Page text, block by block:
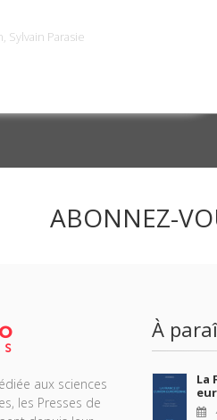
Sylvain Parasie
ABONNEZ-
aux sciences
les Presses de
À
La